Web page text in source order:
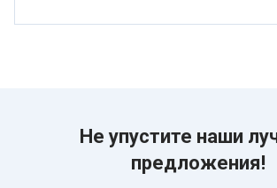
Не упустите наши
предложения!